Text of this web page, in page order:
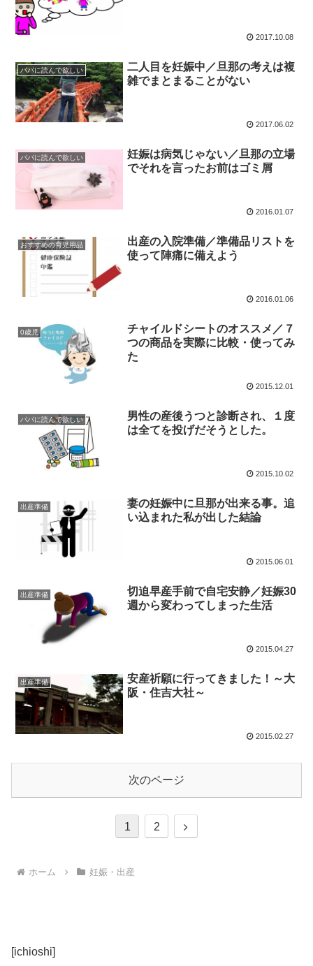
2017.10.08
パパに読んで欲しい
二人目を妊娠中／旦那の考えは複
雑でまとまることがない
2017.06.02
パパに読んで欲しい
妊娠は病気じゃない／旦那の立場
でそれを言ったお前はゴミ屑
2016.01.07
おすすめの育児用品
出産の入院準備／準備品リストを
使って陣痛に備えよう
2016.01.06
0歳児
チャイルドシートのオススメ／７
つの商品を実際に比較・使ってみ
た
2015.12.01
パパに読んで欲しい
男性の産後うつと診断され、１度
は全てを投げだそうとした。
2015.10.02
出産準備
妻の妊娠中に旦那が出来る事。追
い込まれた私が出した結論
2015.06.01
出産準備
切迫早産手前で自宅安静／妊娠30
週から変わってしまった生活
2015.04.27
出産準備
安産祈願に行ってきました！～大
阪・住吉大社～
2015.02.27
次のページ
1 2
次
ホーム 妊娠・出産
[ichioshi]